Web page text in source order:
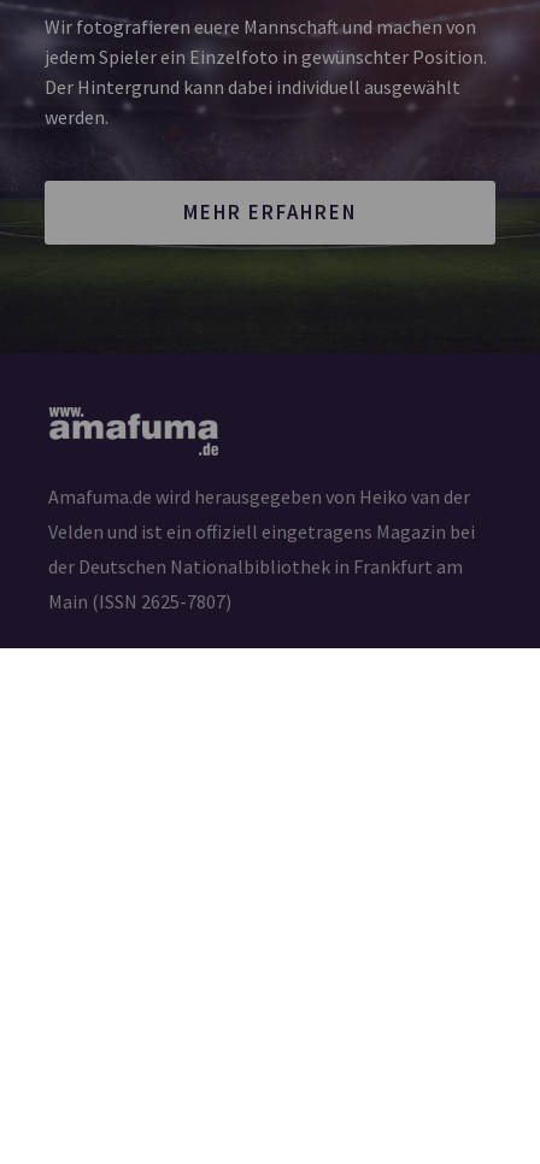
Wir fotografieren euere Mannschaft und machen von
jedem Spieler ein Einzelfoto in gewünschter Position.
Der Hintergrund kann dabei individuell ausgewählt
werden.
MEHR ERFAHREN
Amafuma.de wird herausgegeben von Heiko van der
Velden und ist ein offiziell eingetragens Magazin bei
der Deutschen Nationalbibliothek in Frankfurt am
Main (ISSN 2625-7807)
Die durch die Seitenbetreiber erstellten Inhalte und